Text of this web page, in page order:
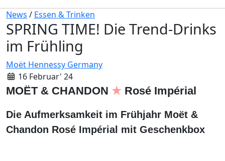
News / Essen & Trinken
SPRING TIME! Die Trend-Drinks
im Frühling
Moët Hennessy Germany
16 Februar' 24
MOËT & CHANDON ★ Rosé Impérial
Die Aufmerksamkeit im Frühjahr Moët &
Chandon Rosé Impérial mit Geschenkbox